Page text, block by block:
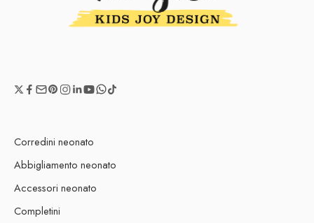
Corredini neonato
Abbigliamento neonato
Accessori neonato
Completini